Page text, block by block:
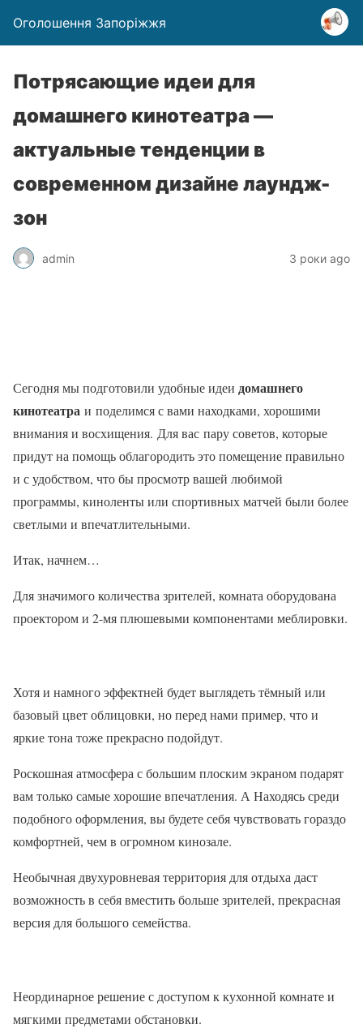
Оголошення Запоріжжя
Потрясающие идеи для
домашнего кинотеатра —
актуальные тенденции в
современном дизайне лаундж-
зон
admin 3 роки ago
Сегодня мы подготовили удобные идеи домашнего
кинотеатра и поделимся с вами находками, хорошими
внимания и восхищения. Для вас пару советов, которые
придут на помощь облагородить это помещение правильно
и с удобством, что бы просмотр вашей любимой
программы, киноленты или спортивных матчей были более
светлыми и впечатлительными.
Итак, начнем…
Для значимого количества зрителей, комната оборудована
проектором и 2-мя плюшевыми компонентами меблировки.
Хотя и намного эффектней будет выглядеть тёмный или
базовый цвет облицовки, но перед нами пример, что и
яркие тона тоже прекрасно подойдут.
Роскошная атмосфера с большим плоским экраном подарят
вам только самые хорошие впечатления. А Находясь среди
подобного оформления, вы будете себя чувствовать гораздо
комфортней, чем в огромном кинозале.
Необычная двухуровневая территория для отдыха даст
возможность в себя вместить больше зрителей, прекрасная
версия для большого семейства.
Неординарное решение с доступом к кухонной комнате и
мягкими предметами обстановки.